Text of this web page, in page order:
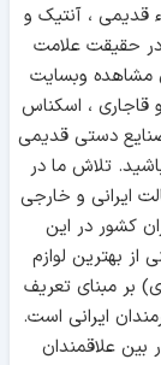
قدیمی ، آنتیک و
حقیقت علامت
مشاهده وبسایت
قاجاری ، اسکناس
دستی قدیمی
تلاش ما در
ایرانی و خارجی
کشور در این
بهترین لوازم
بر مبنای تعریف
ایرانی است.
علاقمندان